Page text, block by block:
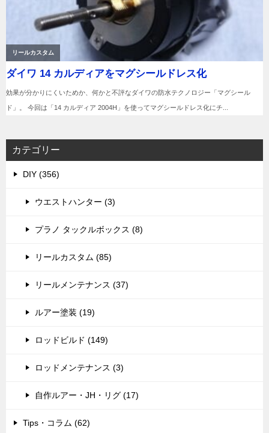
カテゴリー
DIY (356)
ウエストハンター (3)
プラノ タックルボックス (8)
リールカスタム (85)
リールメンテナンス (37)
ルアー塗装 (19)
ロッドビルド (149)
ロッドメンテナンス (3)
自作ルアー・JH・リグ (17)
Tips・コラム (62)